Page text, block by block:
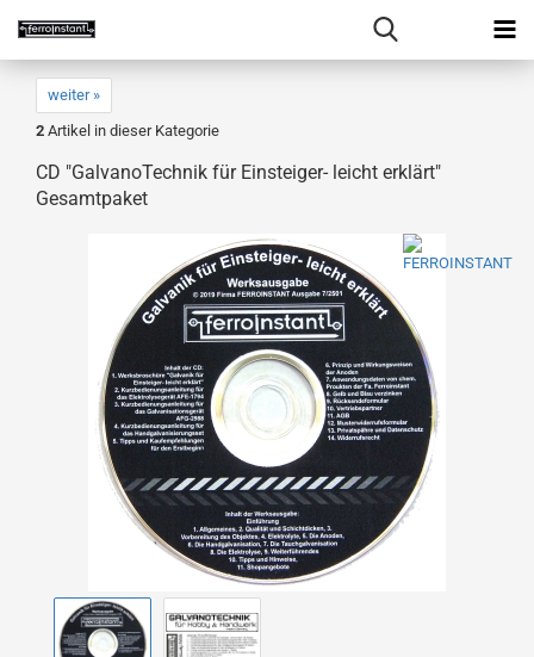
weiter »
2 Artikel in dieser Kategorie
CD "GalvanoTechnik für Einsteiger- leicht erklärt"
Gesamtpaket